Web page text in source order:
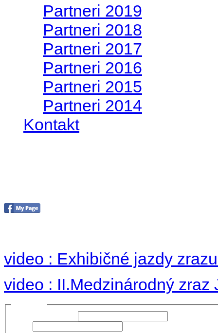
Partneri 2019
Partneri 2018
Partneri 2017
Partneri 2016
Partneri 2015
Partneri 2014
Kontakt
video : Exhibičné jazdy
video : II.Medzinárodný zraz